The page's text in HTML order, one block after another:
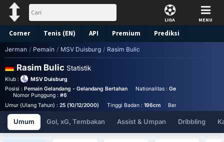
LIGA MENU
Corner Tenis (EN) API Premium Prediksi
Jerman / Pemain / MSV Duisburg / Rasim Bulic
Rasim Bulic Statistik
Klub :
MSV Duisburg
Posisi : Pemain Gelandang - Gelandang Bertahan Nationalitas : Germany
Nomor Punggung : #6
Umur (Ulang Tahun) : 25 (10/12/2000) Tinggi Badan : 196cm Berat Badan :
Umum Gol, xG, Tembakan Assist & Umpan Dribbling